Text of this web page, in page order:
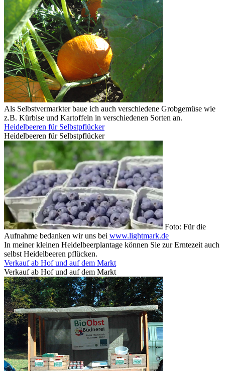
Als Selbstvermarkter baue ich auch verschiedene Grobgemüse wie
z.B. Kürbise und Kartoffeln in verschiedenen Sorten an.
Heidelbeeren für Selbstpflücker
Heidelbeeren für Selbstpflücker
Foto: Für die
Aufnahme bedanken wir uns bei www.lightmark.de
In meiner kleinen Heidelbeerplantage können Sie zur Erntezeit auch
selbst Heidelbeeren pflücken.
Verkauf ab Hof und auf dem Markt
Verkauf ab Hof und auf dem Markt